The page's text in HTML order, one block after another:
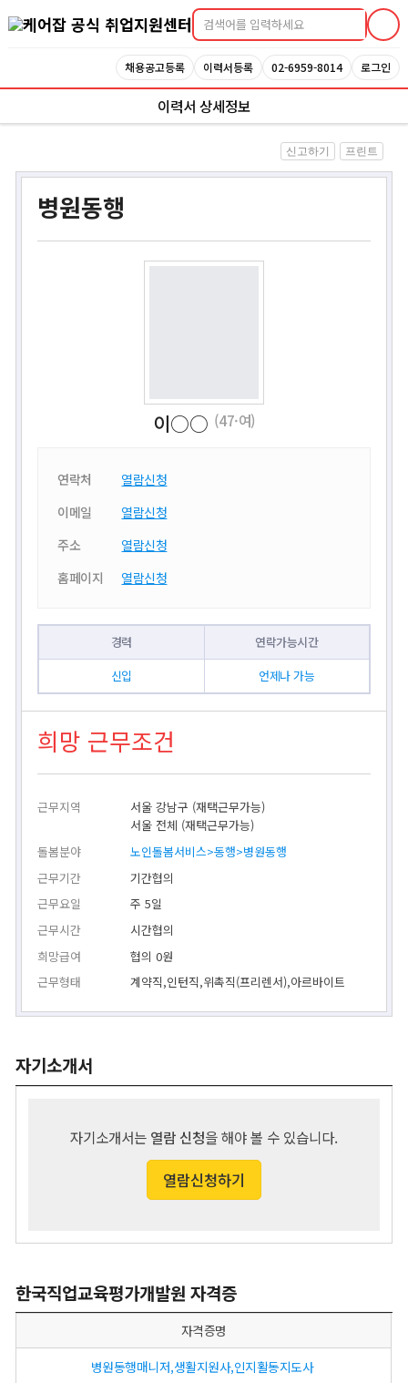
케어잡 공식 취업지원센터
채용공고등록 이력서등록 02-6959-8014 로그인
이력서 상세정보
신고하기 프린트
병원동행
이○○ (47·여)
연락처
열람신청
이메일
열람신청
주소
열람신청
홈페이지
열람신청
경력
연락가능시간
신입
언제나 가능
희망 근무조건
근무지역
서울 강남구 (재택근무가능)
서울 전체 (재택근무가능)
돌봄분야
노인돌봄서비스>동행>병원동행
근무기간
기간협의
근무요일
주 5일
근무시간
시간협의
희망급여
협의 0원
근무형태
계약직,인턴직,위촉직(프리렌서),아르바이트
자기소개서
자기소개서는 열람 신청을 해야 볼 수 있습니다.
열람신청하기
한국직업교육평가개발원 자격증
자격증명
병원동행매니저,생활지원사,인지활동지도사